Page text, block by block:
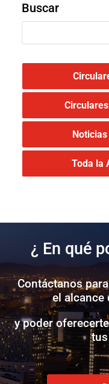
Buscar
Toda la
¿ En qué
Contáctanos
el alcance
y poder